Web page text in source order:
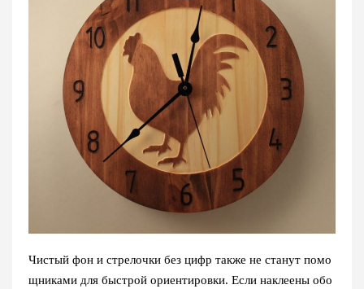
Чистый фон и стрелочки без цифр также не станут помо
щниками для быстрой ориентировки. Если наклеены обо